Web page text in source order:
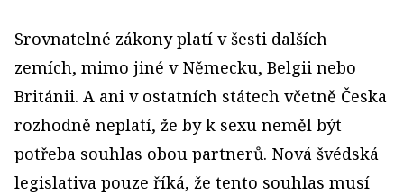
Srovnatelné zákony platí v šesti dalších
zemích, mimo jiné v Německu, Belgii nebo
Británii. A ani v ostatních státech včetně Česka
rozhodně neplatí, že by k sexu neměl být
potřeba souhlas obou partnerů. Nová švédská
legislativa pouze říká, že tento souhlas musí